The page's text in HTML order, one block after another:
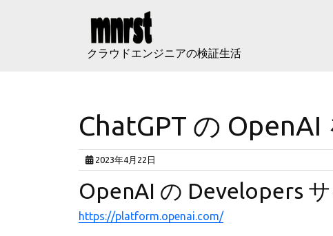
クラウドエンジニアの検証生活
ChatGPT の
2023年4月22日
OpenAI の Developers
https://platform.openai.com/